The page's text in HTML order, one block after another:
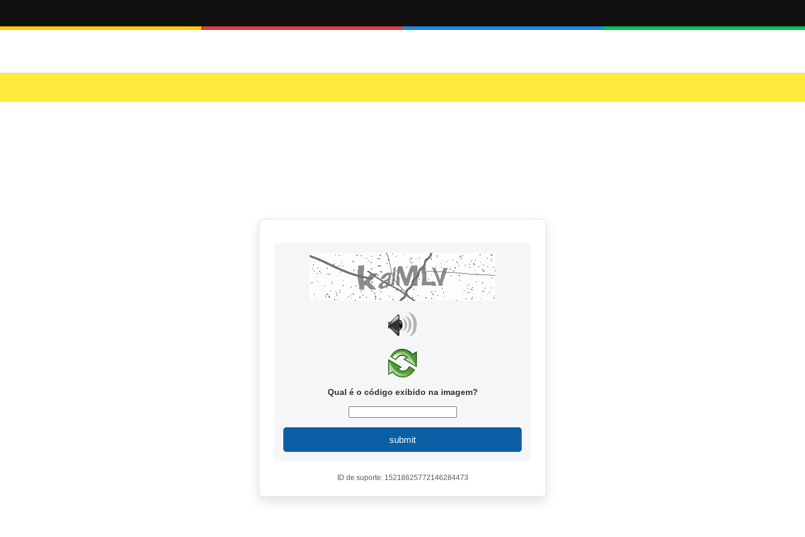
Qual é o código exibido na imagem?
submit
ID de suporte: 15218625772146284473